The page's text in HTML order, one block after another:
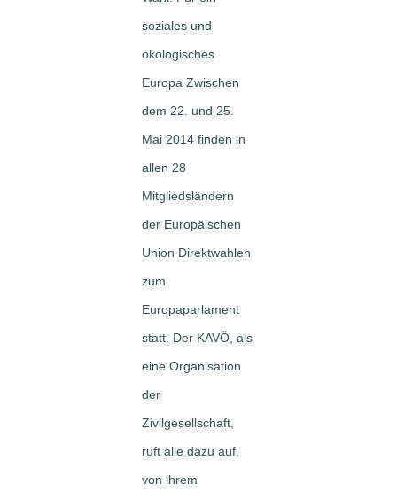
soziales und
ökologisches
Europa Zwischen
dem 22. und 25.
Mai 2014 finden in
allen 28
Mitgliedsländern
der Europäischen
Union Direktwahlen
zum
Europaparlament
statt. Der KAVÖ, als
eine Organisation
der
Zivilgesellschaft,
ruft alle dazu auf,
von ihrem